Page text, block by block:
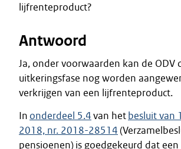
lijfrenteproduct?
Antwoord
Ja, onder voorwaarden kan de ODV
uitkeringsfase nog worden
verkrijgen van een lijfrenteproduct.
In onderdeel 5.4van het besluit van
2018, nr. 2018-28514
pensioenen) is goedgekeurd dat